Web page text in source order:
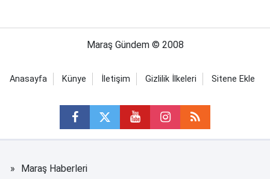
Maraş Gündem © 2008
Anasayfa Künye İletişim Gizlilik İlkeleri Sitene Ekle
Maraş Haberleri